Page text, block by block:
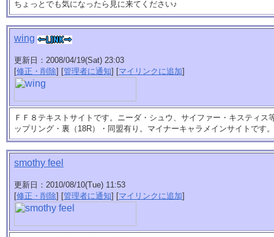
ちょっとでも気になったら見に来てください♪
wing
更新日：2008/04/19(Sat) 23:03
[修正・削除] [管理者に通知] [マイリンクに追加]
ＦＦ８テキストサイトです。ニーダ・シュウ、サイファー・キスティス
ップリング・裏（18R）・同盟有り。マイナーキャラメインサイトです
smothy feel
更新日：2010/08/10(Tue) 11:53
[修正・削除] [管理者に通知] [マイリンクに追加]